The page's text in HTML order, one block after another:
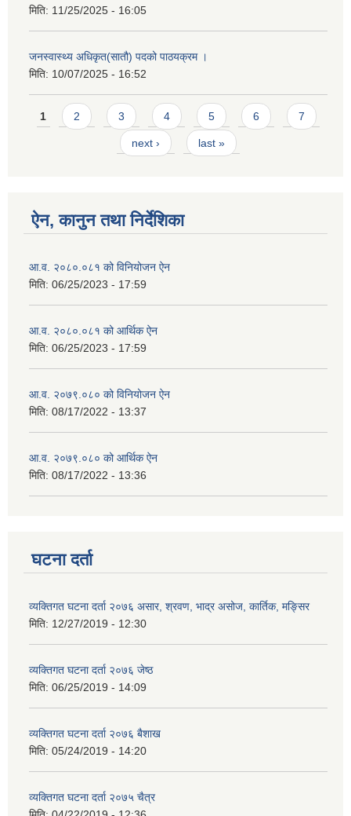
मिति: 11/25/2025 - 16:05
जनस्वास्थ्य अधिकृत(सातौ) पदको पाठयक्रम ।
मिति: 10/07/2025 - 16:52
Pages
1 2 3 4 5 6 7
next › last »
ऐन, कानुन तथा निर्देशिका
आ.व. २०८०.०८१ को विनियोजन ऐन
मिति: 06/25/2023 - 17:59
आ.व. २०८०.०८१ को आर्थिक ऐन
मिति: 06/25/2023 - 17:59
आ.व. २०७९.०८० को विनियोजन ऐन
मिति: 08/17/2022 - 13:37
आ.व. २०७९.०८० को आर्थिक ऐन
मिति: 08/17/2022 - 13:36
घटना दर्ता
व्यक्तिगत घटना दर्ता २०७६ असार, श्रवण, भाद्र असोज, कार्तिक, मङ्सिर
मिति: 12/27/2019 - 12:30
व्यक्तिगत घटना दर्ता २०७६ जेष्ठ
मिति: 06/25/2019 - 14:09
व्यक्तिगत घटना दर्ता २०७६ बैशाख
मिति: 05/24/2019 - 14:20
व्यक्तिगत घटना दर्ता २०७५ चैत्र